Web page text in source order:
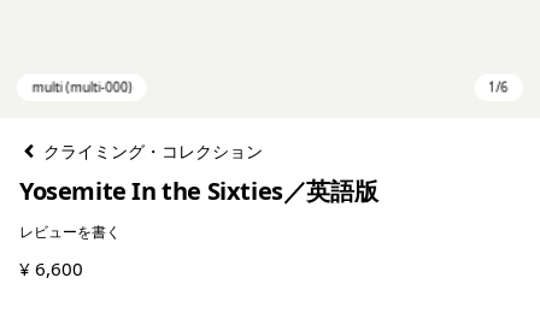
クライミング・コレクション
Yosemite In the Sixties／英語版
レビューを書く
¥ 6,600